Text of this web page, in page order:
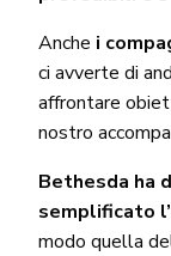
Anche i
ci avverte di
affrontare
nostro
Bethesda ha
semplificato
modo quella